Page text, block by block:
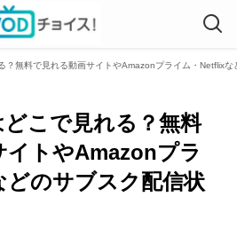
？無料で見れる動画サイトやAmazonプライム・Netflix
どこで見れる？無料
イトやAmazonプラ
のサブスク配信状